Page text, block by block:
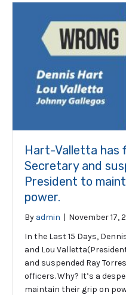
Hart-Valletta has
Secretary and
President to
power.
By admin | November 17,
In the Last 15 Days,
and Lou
and suspended Ray
officers. Why? It’s a
maintain their grip on